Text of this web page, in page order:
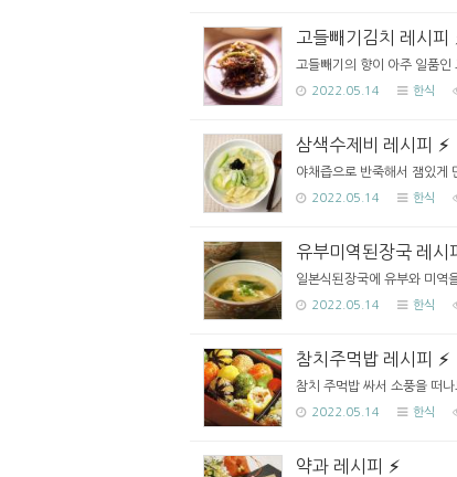
고들빼기김치 레시피
고들빼기의 향이 아주 일품
2022.05.14 한식
삼색수제비 레시피
야채즙으로 반죽해서 잼있게
2022.05.14 한식
유부미역된장국 레시
일본식된장국에 유부와 미역
2022.05.14 한식
참치주먹밥 레시피
참치 주먹밥 싸서 소풍을 떠
2022.05.14 한식
약과 레시피